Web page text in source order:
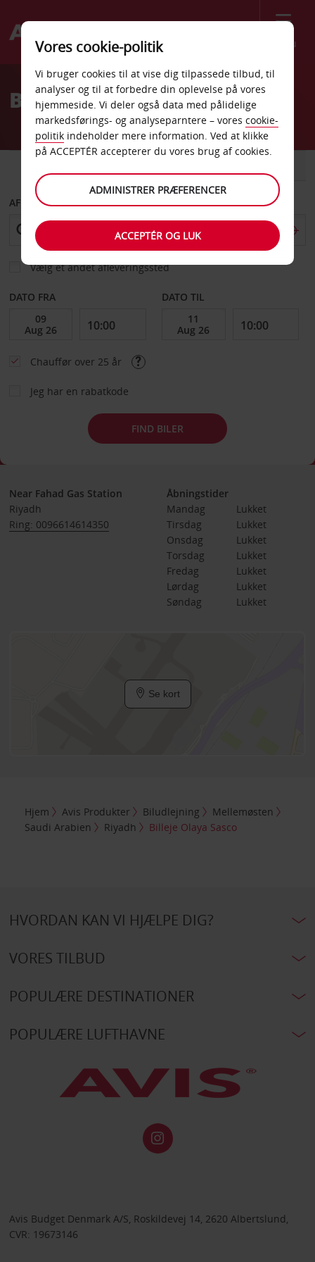
Menu
Welcome
AvisBilleje Olaya Sasco
AFHENT FRA
Vælg et andet afleveringssted
DATO FRA DATO TIL
Chauffør over 25 år
Jeg har en rabatkode
FIND BILER
Near Fahad Gas Station
Riyadh
Ring: 0096614614350
Åbningstider
Mandag
Lukket
Tirsdag
Lukket
Onsdag
Lukket
Torsdag
Lukket
Fredag
Lukket
Lørdag
Lukket
Søndag
Lukket
Se kort
Hjem Avis Produkter Biludlejning
Mellemøsten
Saudi Arabien
Riyadh Billeje Olaya Sasco
HVORDAN KAN VI HJÆLPE DIG?
VORES TILBUD
POPULÆRE DESTINATIONER
POPULÆRE LUFTHAVNE
Avis Budget Denmark A/S, Roskildevej 14, 2620 Albertslund,
CVR: 19673146
Vores cookie-politik
Vi bruger cookies til at vise dig tilpassede tilbud, til
analyser og til at forbedre din oplevelse på vores
hjemmeside. Vi deler også data med pålidelige
markedsførings- og analyseparntere – vores cookie-
politik indeholder mere information. Ved at klikke
på ACCEPTÉR accepterer du vores brug af cookies.
ADMINISTRER PRÆFERENCER
ACCEPTÉR OG LUK